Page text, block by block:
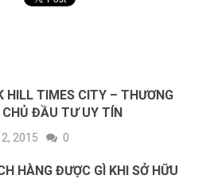
HILL TIMES CITY – THƯƠNG
CHỦ ĐẦU TƯ UY TÍN
2015 0
HÀNG ĐƯỢC GÌ KHI SỞ HỮU